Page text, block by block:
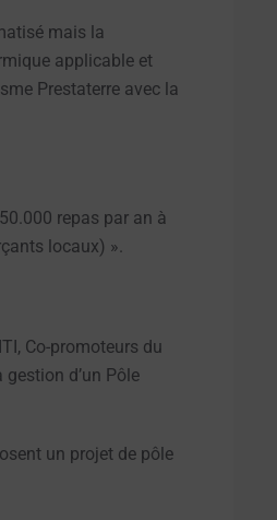
mais la
applicable et
Prestaterre avec la
repas par an à
locaux) ».
Co-promoteurs du
d’un Pôle
un projet de pôle